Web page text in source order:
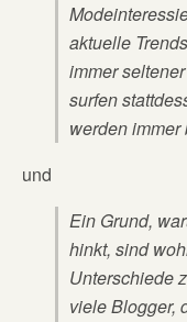
aktuelle
immer
surfen
werden
und
Ein Grund,
hinkt, sind
Unterschiede
viele Blogger,